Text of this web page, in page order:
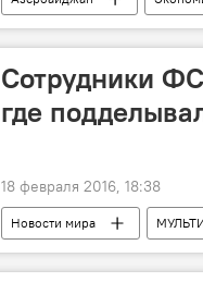
Глава Ассоциации туризма
Сотрудники
где
18 февраля 2016, 18:38
Новости мира